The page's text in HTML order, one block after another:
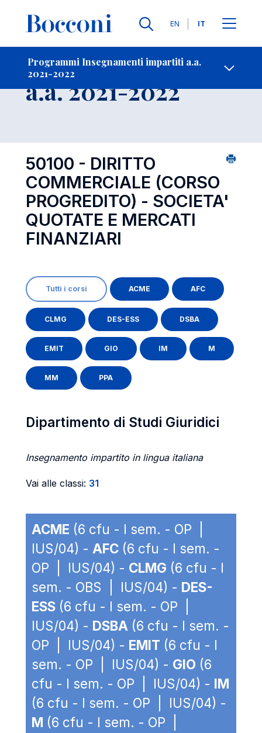
Lingue
EN IT
Programmi Insegnamenti impartiti a.a.
2021-2022
-
Insegnamento
a.a. 2021-2022
50100 - DIRITTO
COMMERCIALE (CORSO
PROGREDITO) - SOCIETA'
QUOTATE E MERCATI
FINANZIARI
Tutti i corsi ACME AFC
CLMG DES-ESS DSBA
EMIT GIO IM M
MM PPA
Dipartimento di Studi Giuridici
Insegnamento impartito in lingua italiana
Vai alle classi: 31
ACME (6 cfu - I sem. - OP |
IUS/04) - AFC (6 cfu - I sem. -
OP | IUS/04) - CLMG (6 cfu - I
sem. - OBS | IUS/04) - DES-
ESS (6 cfu - I sem. - OP |
IUS/04) - DSBA (6 cfu - I sem. -
OP | IUS/04) - EMIT (6 cfu - I
sem. - OP | IUS/04) - GIO (6
cfu - I sem. - OP | IUS/04) - IM
(6 cfu - I sem. - OP | IUS/04) -
M (6 cfu - I sem. - OP |